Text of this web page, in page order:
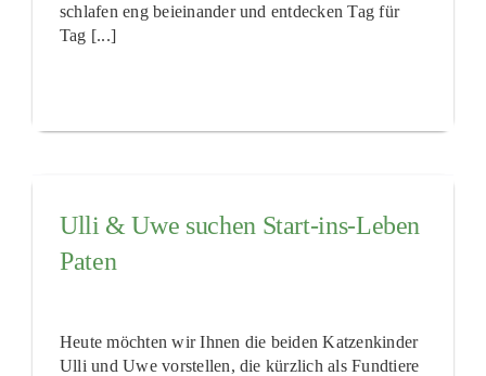
schlafen eng beieinander und entdecken Tag für
Tag [...]
Ulli & Uwe suchen Start-ins-Leben
Paten
Heute möchten wir Ihnen die beiden Katzenkinder
Ulli und Uwe vorstellen, die kürzlich als Fundtiere